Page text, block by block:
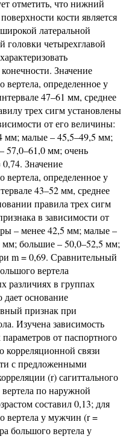
отметить, что нижний
кости является
латеральной
четырехглавой
Значение
вертела, определенное у
47–61 мм, среднее
трех сигм установлены
от его величины:
мм; малые – 45,5–49,5 мм;
57,0–61,0 мм; очень
Значение
вертела, определенное у
43–52 мм, среднее
правила трех сигм
в зависимости от
– менее 42,5 мм; малые –
мм; большие – 50,0–52,5 мм;
m = 0,69. Сравнительный
вертела
различиях в группах
основание
признак при
Изучена зависимость
от паспортного
корреляционной связи
с предложенными
(r) сагиттального
по наружной
составил 0,13; для
вертела у мужчин (r =
большого вертела у